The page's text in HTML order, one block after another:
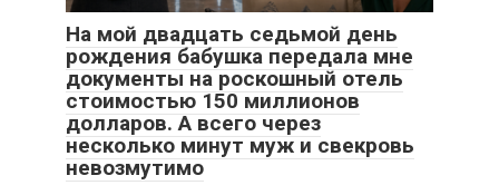
На мой двадцать седьмой день
рождения бабушка передала мне
документы на роскошный отель
стоимостью 150 миллионов
долларов. А всего через
несколько минут муж и свекровь
невозмутимо